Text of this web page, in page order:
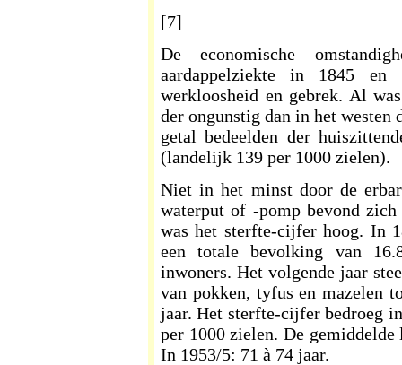
[7]
De economische
aardappelziekte in 1845
werkloosheid en gebrek. Al
der ongunstig dan in het westen
getal bedeelden der
(landelijk 139 per 1000 zielen).
Niet in het minst door de
waterput of -pomp bevond
was het sterfte-cijfer hoog. In
een totale bevolking van
inwoners. Het volgende jaar
van pokken, tyfus en mazelen
jaar. Het sterfte-cijfer bedroeg
per 1000 zielen. De
In 1953/5: 71 à 74 jaar.